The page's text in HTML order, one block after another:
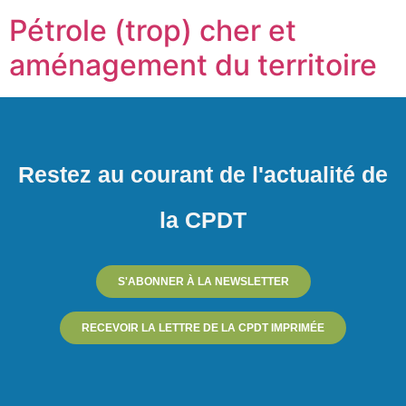
Pétrole (trop) cher et
aménagement du territoire
Restez au courant de l'actualité de
la CPDT
S'ABONNER À LA NEWSLETTER
RECEVOIR LA LETTRE DE LA CPDT IMPRIMÉE